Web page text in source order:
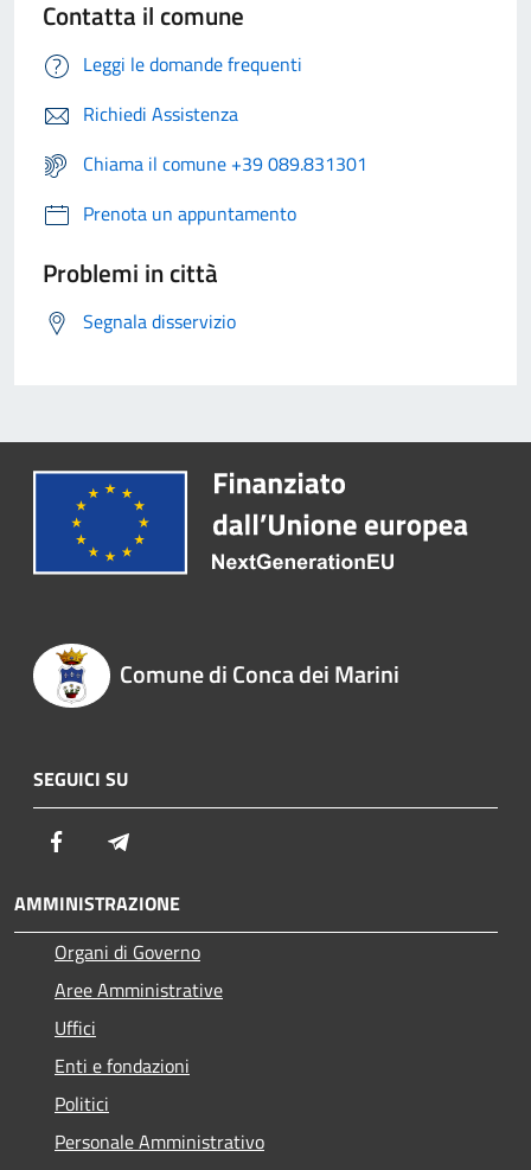
Contatta il comune
Leggi le domande frequenti
Richiedi Assistenza
Chiama il comune +39 089.831301
Prenota un appuntamento
Problemi in città
Segnala disservizio
Comune di Conca dei Marini
SEGUICI SU
Facebook
AMMINISTRAZIONE
Organi di Governo
Aree Amministrative
Uffici
Enti e fondazioni
Politici
Personale Amministrativo